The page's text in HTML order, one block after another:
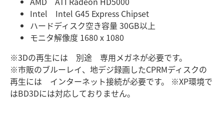
Intel Intel G45 Express Chipset
ハードディスク空き容量 30GB以上
モニタ解像度 1680 x 1080
※3Dの再生には 別途 専用メガネが必要です。
※市販のブルーレイ、地デジ録画したCPRMディスクの
再生には インターネット接続が必要です。 ※XP環境で
はBD3Dには対応しておりません。